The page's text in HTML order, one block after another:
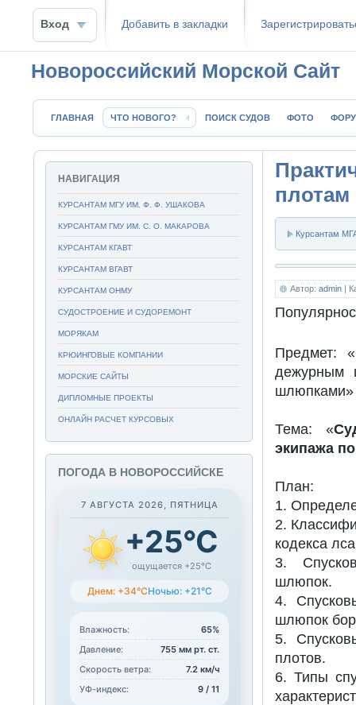
Вход Добавить в закладки
Новороссийский Морской Сайт
ГЛАВНАЯ ЧТО НОВОГО? ПОИСК СУДОВ ФОТО
плотам
Курсантам
Автор:admin |
Предмет:
дежурным
шлюпками»
Тема: «
экипажа
План:
1.
2.
кодекса
3.
шлюпок.
4.
шлюпок
5.
плотов.
6. Типы
НАВИГАЦИЯ
КУРСАНТАМ МГУ ИМ. Ф. Ф. УШАКОВА
КУРСАНТАМ ГМУ ИМ. С. О. МАКАРОВА
КУРСАНТАМ КГАВТ
КУРСАНТАМ ВГАВТ
КУРСАНТАМ ОНМУ
СУДОСТРОЕНИЕ И СУДОРЕМОНТ
МОРЯКАМ
КРЮИНГОВЫЕ КОМПАНИИ
МОРСКИЕ САЙТЫ
ДИПЛОМНЫЕ ПРОЕКТЫ
ОНЛАЙН РАСЧЕТ КУРСОВЫХ
ПОГОДА В НОВОРОССИЙСКЕ
7 АВГУСТА 2026, ПЯТНИЦА
+25°C
ощущается +25°C
Днем: +34°CНочью: +21°C
Влажность:
65%
Давление:
755 мм рт. ст.
Скорость ветра:
7.2 км/ч
УФ-индекс:
9 / 11